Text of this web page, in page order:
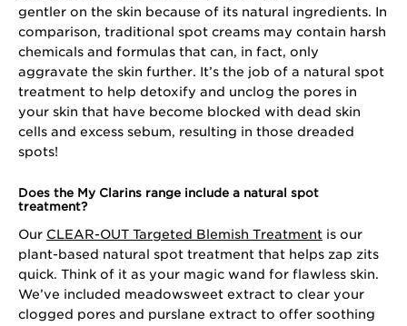
gentler on the skin because of its natural ingredients. In
comparison, traditional spot creams may contain harsh
chemicals and formulas that can, in fact, only
aggravate the skin further. It’s the job of a natural spot
treatment to help detoxify and unclog the pores in
your skin that have become blocked with dead skin
cells and excess sebum, resulting in those dreaded
spots!
Does the My Clarins range include a natural spot
treatment?
Our CLEAR-OUT Targeted Blemish Treatment is our
plant-based natural spot treatment that helps zap zits
quick. Think of it as your magic wand for flawless skin.
We’ve included meadowsweet extract to clear your
clogged pores and purslane extract to offer soothing